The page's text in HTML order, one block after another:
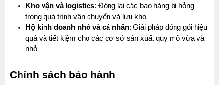
Kho vận và logistics: Đóng lại các bao hàng bị hỏng
trong quá trình vận chuyển và lưu kho
Hộ kinh doanh nhỏ và cá nhân: Giải pháp đóng gói hiệu
quả và tiết kiệm cho các cơ sở sản xuất quy mô vừa và
nhỏ
Chính sách bảo hành